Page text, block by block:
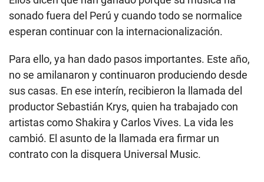
sonado fuera del Perú y cuando todo se normalice
esperan continuar con la internacionalización.
Para ello, ya han dado pasos importantes. Este año,
no se amilanaron y continuaron produciendo desde
sus casas. En ese interín, recibieron la llamada del
productor Sebastián Krys, quien ha trabajado con
artistas como Shakira y Carlos Vives. La vida les
cambió. El asunto de la llamada era firmar un
contrato con la disquera Universal Music.